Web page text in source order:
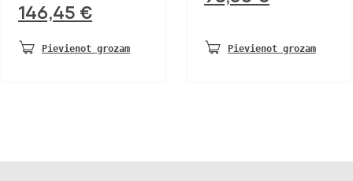
146,45 €
Pievienot grozam Pievienot grozam